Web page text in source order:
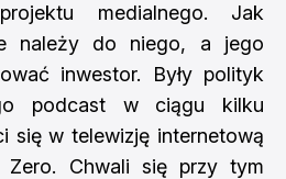
medialnego. Jak
należy do niego, a jego
inwestor. Były polityk
podcast w ciągu kilku
się w telewizję internetową
Zero. Chwali się przy tym